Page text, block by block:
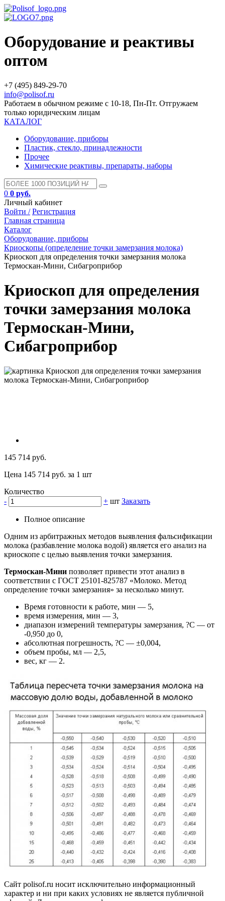
Оборудование и реактивы
оптом
+7 (495) 849-29-70
info@polisof.ru
Работаем в обычном режиме с 10-18, Пн-Пт. Отгружаем
только юридическим лицам
КАТАЛОГ
Оборудование, приборы
Пластик, стекло, принадлежности
Прочее
Химические реактивы, препараты, наборы
0 0 руб.
Личный кабинет
Войти / Регистрация
Главная страница
Каталог
Оборудование, приборы
Криоскопы (определение точки замерзания молока)
Криоскоп для определения точки замерзания молока
Термоскан-Мини, Сибагроприбор
Криоскоп для определения
точки замерзания молока
Термоскан-Мини,
Сибагроприбор
145 714 руб.
Цена 145 714 руб. за 1 шт
Количество
-
+ шт Заказать
Полное описание
Одним из арбитражных методов выявления фальсификации
молока (разбавление молока водой) является его анализ на
криоскопе с целью выявления точки замерзания.
Термоскан-Мини позволяет привести этот анализ в
соответствии с ГОСТ 25101-825787 «Молоко. Метод
определение точки замерзания» за несколько минут.
Время готовности к работе, мин — 5,
время измерения, мин — 3,
диапазон измерений температуры замерзания, ?С — от
-0,950 до 0,
абсолютная погрешность, ?С — ±0,004,
объем пробы, мл — 2,5,
вес, кг — 2.
Сайт polisof.ru носит исключительно информационный
характер и ни при каких условиях не является публичной